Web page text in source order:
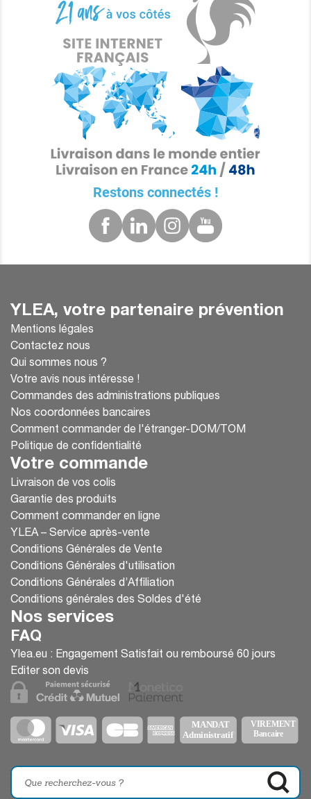
Restons connectés !
YLEA, votre partenaire prévention
Mentions légales
Contactez nous
Qui sommes nous ?
Votre avis nous intéresse !
Commandes des administrations publiques
Nos coordonnées bancaires
Comment commander de l'étranger-DOM/TOM
Politique de confidentialité
Votre commande
Livraison de vos colis
Garantie des produits
Comment commander en ligne
YLEA – Service après-vente
Conditions Générales de Vente
Conditions Générales d'utilisation
Conditions Générales d’Affiliation
Conditions générales des Soldes d'été
Nos services
FAQ
Ylea.eu : Engagement Satisfait ou remboursé 60 jours
Editer son devis